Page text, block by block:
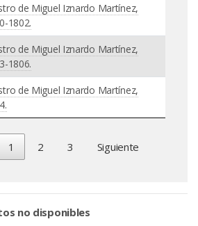
de Miguel Iznardo Martínez,
1802.
de Miguel Iznardo Martínez,
1806.
de Miguel Iznardo Martínez,
1 2 3 Siguiente
no disponibles